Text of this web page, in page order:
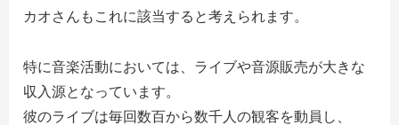
カオさんもこれに該当すると考えられます。
特に音楽活動においては、ライブや音源販売が大きな
収入源となっています。
彼のライブは毎回数百から数千人の観客を動員し、